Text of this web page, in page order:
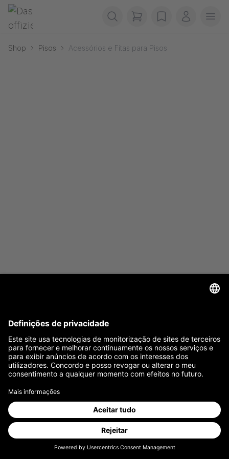
Pular navegação
Gerriets
items in cart, view
wishlistA minha
Shop Pisos Acessórios e Fitas para Pisos